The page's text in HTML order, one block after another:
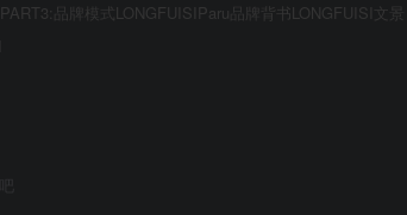
品牌模式LONGFUISIParu品牌背书LONGFUISI文景